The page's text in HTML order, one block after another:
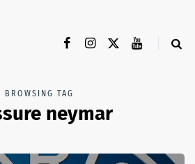
BROWSING TAG
neymar